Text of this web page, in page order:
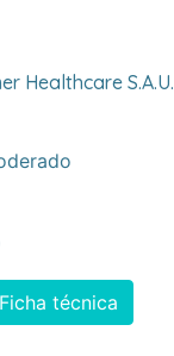
Healthcare S.a.u.
Ficha técnica